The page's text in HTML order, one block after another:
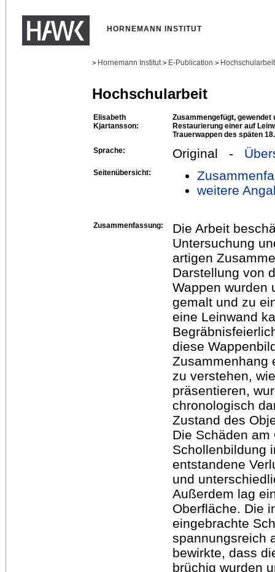
HORNEMANN INSTITUT
> Hornemann Institut > E-Publication >
Hochschularbeit
Elisabeth
Kjartansson:
Zusammengefügt,
Restaurierung einer auf
Trauerwappen des späten
Sprache:
Original -
Seitenübersicht:
weitere
Zusammenfassung:
Die Arbeit
Untersuchung
artigen
Darstellung von
Wappen wurden
gemalt und zu
eine Leinwand
diese
Zusammenhang
zu verstehen,
präsentieren,
chronologisch
Zustand des
Die Schäden
Schollenbildung
entstandene
und
Außerdem lag
Oberfläche. Die
eingebrachte
spannungsreich
bewirkte, dass
brüchig wurden